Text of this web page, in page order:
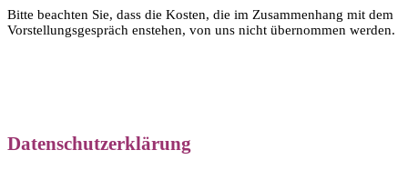
Bitte beachten Sie, dass die Kosten, die im Zusammenhang mit dem
Vorstellungsgespräch enstehen, von uns nicht übernommen werden.
Datenschutzerklärung